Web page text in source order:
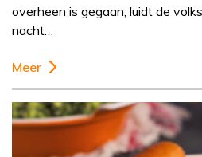
overheen is gegaan, luidt de
nacht…
Meer